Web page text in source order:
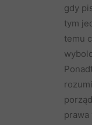
gdy
tym
temu
prawa